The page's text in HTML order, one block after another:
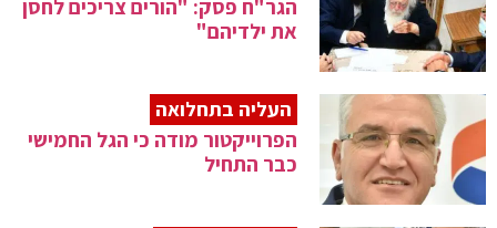
הגר"ח פסק: "הורים צריכים לחסן
את ילדיהם"
העליה בתחלואה
הפרוייקטור מודה כי הגל החמישי
כבר התחיל